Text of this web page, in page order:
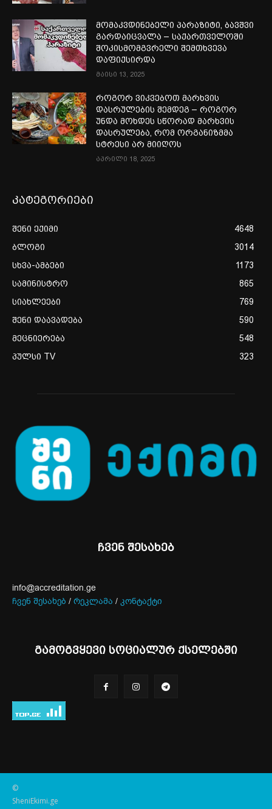
მომაკვდინებელი პარაზიტი, ბავშვი
გარდაიცვალა – საქართველოში
შოკისმომგვრელი შემთხვევა
დაფიქსირდა
მაისი 13, 2025
როგორ ვიკვებოთ მარხვის
დასრულების შემდეგ – როგორ
უნდა მოხდეს სწორად მარხვის
დასრულება, რომ ორგანიზმმა
სტრესი არ მიიღოს
აპრილი 18, 2025
კატეგორიები
შენი ექიმი
4648
ბლოგი
3014
სხვა-ამბები
1173
სამინისტრო
865
სიახლეები
769
შენი დაავადება
590
მეცნიერება
548
პულსი TV
323
ჩვენ შესახებ
info@accreditation.ge
ჩვენ შესახებ / რეკლამა / კონტაქტი
გამოგვყევი სოციალურ ქსელებში
©
SheniEkimi.ge